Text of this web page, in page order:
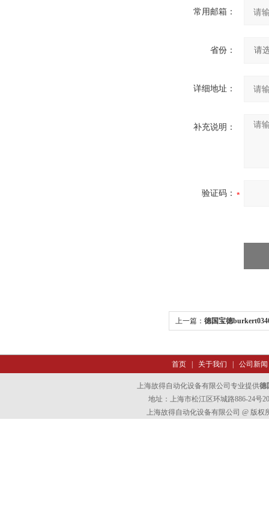
常用邮箱：
省份：
详细地址：
补充说明：
验证码：
上一篇： 德国宝德
首页| 关于我们 公司新闻
上海故得自动化设备有限公司专业提供德
地址：上海市松江区环城路886-24号
上海故得自动化设备有限公司 @ 版权